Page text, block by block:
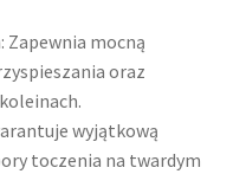
Zapewnia mocną
oraz
wyjątkową
toczenia na twardym